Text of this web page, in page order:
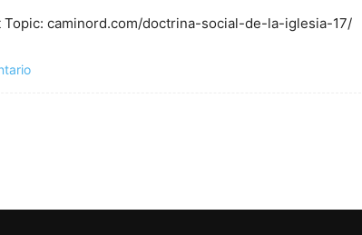
caminord.com/doctrina-social-de-la-iglesia-17/